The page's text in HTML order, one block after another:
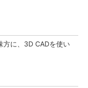
方に、3D CADを使い